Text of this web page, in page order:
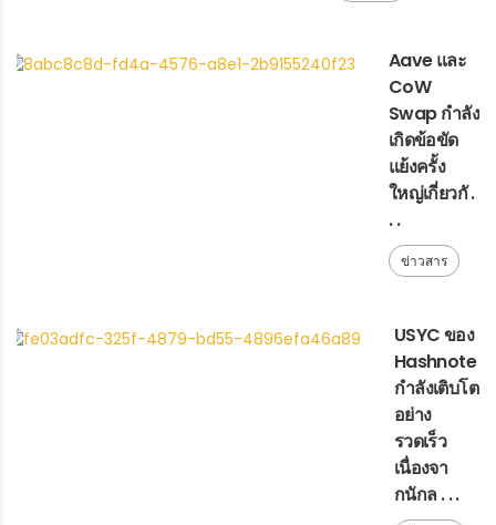
Aave และ
CoW
Swap กำลัง
เกิดข้อขัด
แย้งครั้ง
ใหญ่เกี่ยวกั .
. .
ข่าวสาร
USYC ของ
Hashnote
กำลังเติบโต
อย่าง
รวดเร็ว
เนื่องจา
กนักล . . .